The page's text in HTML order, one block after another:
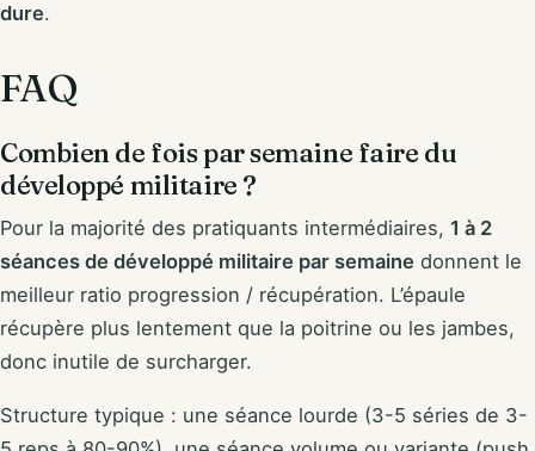
dure.
FAQ
Combien de fois par semaine faire du
développé militaire ?
Pour la majorité des pratiquants intermédiaires, 1 à 2
séances de développé militaire par semaine donnent le
meilleur ratio progression / récupération. L’épaule
récupère plus lentement que la poitrine ou les jambes,
donc inutile de surcharger.
Structure typique : une séance lourde (3-5 séries de 3-